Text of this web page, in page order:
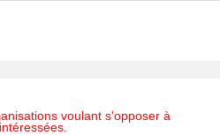
voulant s'opposer à